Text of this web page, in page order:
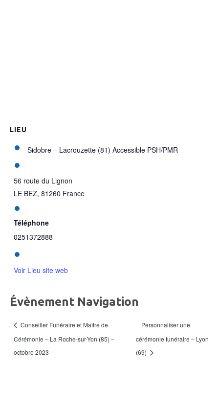
LIEU
Sidobre – Lacrouzette (81) Accessible PSH/PMR
56 route du Lignon
LE BEZ, 81260 France
Téléphone
0251372888
Voir Lieu site web
Évènement Navigation
Conseiller Funéraire et Maître de
Cérémonie – La Roche-sur-Yon (85) –
octobre 2023
Personnaliser une
cérémonie funéraire – Lyon
(69)